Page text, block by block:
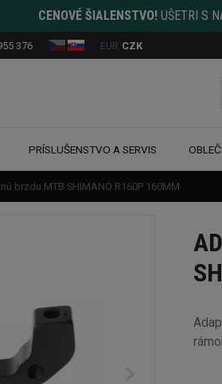
CENOVÉ ŠIALENSTVO! UŠETRI S
376 EUR CZK
PRÍSLUŠENSTVO A SERVIS
brzdu MTB SHIMANO R160P 160MM